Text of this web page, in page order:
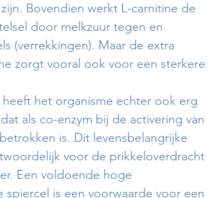
Bovendien werkt L-carnitine de
door melkzuur tegen en
(verrekkingen). Maar de extra
zorgt vooral ook voor een sterkere
het organisme echter ook erg
als co-enzym bij de activering van
is. Dit levensbelangrijke
voor de prikkeloverdracht
Een voldoende hoge
spiercel is een voorwaarde voor een